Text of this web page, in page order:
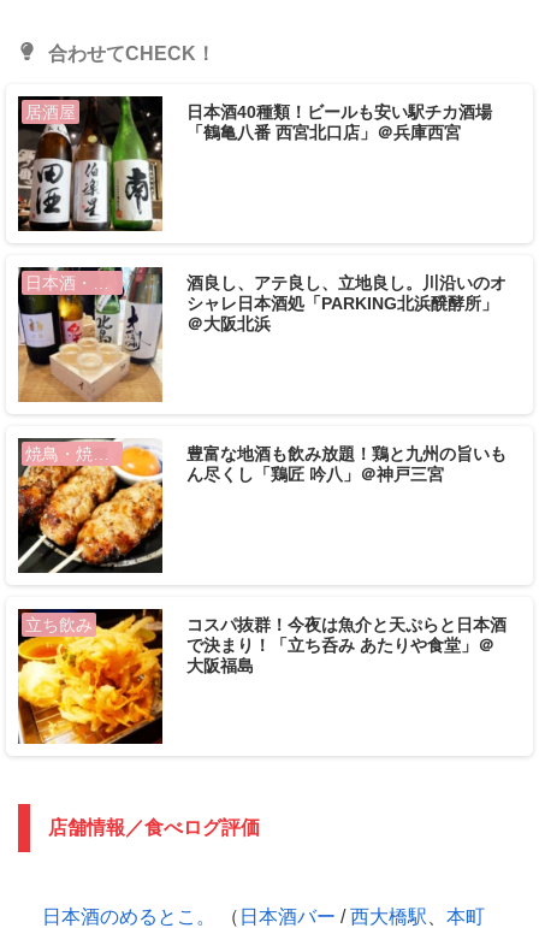
合わせてCHECK！
居酒屋
日本酒40種類！ビールも安い駅チカ酒場
「鶴亀八番 西宮北口店」＠兵庫西宮
日本酒・地酒
酒良し、アテ良し、立地良し。川沿いのオ
シャレ日本酒処「PARKING北浜醗酵所」
＠大阪北浜
焼鳥・焼きとん
豊富な地酒も飲み放題！鶏と九州の旨いも
ん尽くし「鶏匠 吟八」＠神戸三宮
立ち飲み
コスパ抜群！今夜は魚介と天ぷらと日本酒
で決まり！「立ち呑み あたりや食堂」＠
大阪福島
店舗情報／食べログ評価
日本酒のめるとこ。 （ 日本酒バー /西大橋駅
本町